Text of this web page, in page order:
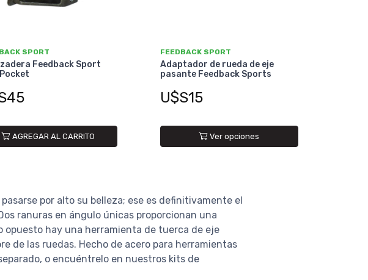
SPORT
Feedback Sport
AGREGAR AL CARRITO
FEEDBACK SPORT
Adaptador de rueda de eje
pasante Feedback Sports
U$S15
Ver opciones
por alto su belleza; ese es definitivamente el
ranuras en ángulo únicas proporcionan una
opuesto hay una herramienta de tuerca de eje
de las ruedas. Hecho de acero para herramientas
o encuéntrelo en nuestros kits de